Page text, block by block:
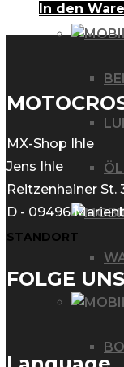
In den
MX-Shop Ihle
Jens Ihle
Reitzenhainer St.
D - 09496
STANDORT
FOLGE UNS